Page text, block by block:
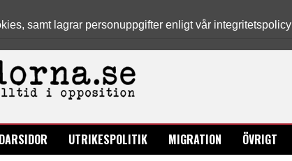
samt lagrar personuppgifter enligt vår integritetspolicy
UTRIKESPOLITIK MIGRATION ÖVRIGT